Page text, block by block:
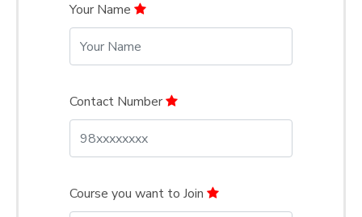
Your Name
Contact Number
Course you want to Join